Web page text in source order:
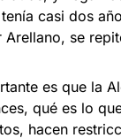
casi dos
se
es que la
qué es lo
hacen